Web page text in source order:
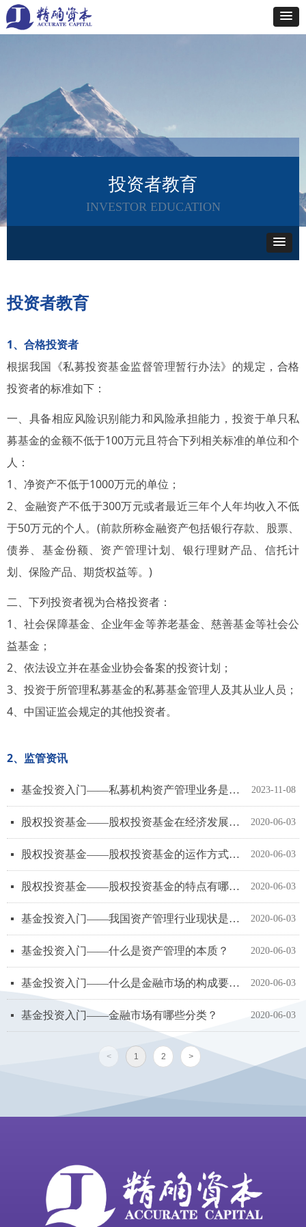
投资者教育
1、合格投资者
根据我国《私募投资基金监督管理暂行办法》的规定，合格
投资者的标准如下：
一、具备相应风险识别能力和风险承担能力，投资于单只私
募基金的金额不低于100万元且符合下列相关标准的单位和个
人：
1、净资产不低于1000万元的单位；
2、金融资产不低于300万元或者最近三年个人年均收入不低
于50万元的个人。(前款所称金融资产包括银行存款、股票、
债券、基金份额、资产管理计划、银行理财产品、信托计
划、保险产品、期货权益等。)
二、下列投资者视为合格投资者：
1、社会保障基金、企业年金等养老基金、慈善基金等社会公
益基金；
2、依法设立并在基金业协会备案的投资计划；
3、投资于所管理私募基金的私募基金管理人及其从业人员；
4、中国证监会规定的其他投资者。
2、监管资讯
投资者教育
INVESTOR EDUCATION
2023-11-08
넷 基金投资入门——私募机构资产管理业务是什么？
2020-06-03
넷 股权投资基金——股权投资基金在经济发展中的作用是什么？
2020-06-03
넷 股权投资基金——股权投资基金的运作方式流程是什么？
2020-06-03
넷 股权投资基金——股权投资基金的特点有哪些？
2020-06-03
넷 基金投资入门——我国资产管理行业现状是什么？
2020-06-03
넷 基金投资入门——什么是资产管理的本质？
2020-06-03
넷 基金投资入门——什么是金融市场的构成要素？
2020-06-03
넷 基金投资入门——金融市场有哪些分类？
< 1 2 >